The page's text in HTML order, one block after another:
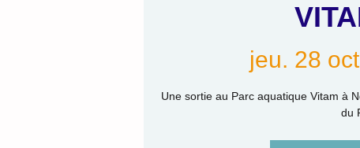
jeu. 28
Une sortie au Parc aquatique Vitam à
du